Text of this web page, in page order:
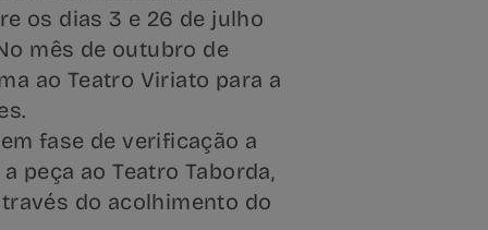
os dias 3 e 26 de julho
mês de outubro de
ao Teatro Viriato para a
fase de verificação a
peça ao Teatro Taborda,
do acolhimento do